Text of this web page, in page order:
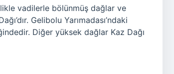
vadilerle bölünmüş dağlar ve
Gelibolu Yarımadası’ndaki
Diğer yüksek dağlar Kaz Dağı